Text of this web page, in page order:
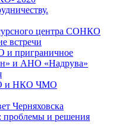
центра СОНКО
встречи
и приграничное
и АНО «Надрува»
и НКО ЧМО
Черняховска
проблемы и решения